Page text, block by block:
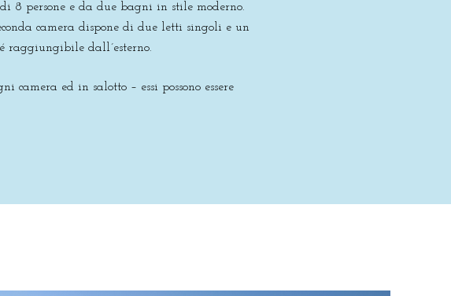
8 persone e da due bagni in stile moderno.
camera dispone di due letti singoli e un
raggiungibile dall´esterno.
ed in salotto – essi possono essere